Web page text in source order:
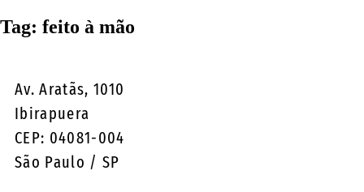
Tag: feito à mão
Av. Aratãs, 1010
Ibirapuera
CEP: 04081-004
São Paulo / SP